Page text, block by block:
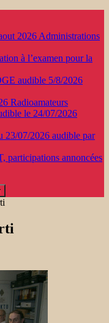
2026 Administrations
à l’examen pour la
audible 5/8/2026
Radioamateurs
le 24/07/2026
23/07/2026 audible par
participations annoncées